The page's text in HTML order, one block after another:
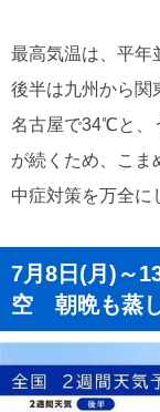
最高気温は、平年
後半は九州から
名古屋で34℃と、
が続くため、こま
中症対策を万全に
7月8日(月)～
空 朝晩も蒸